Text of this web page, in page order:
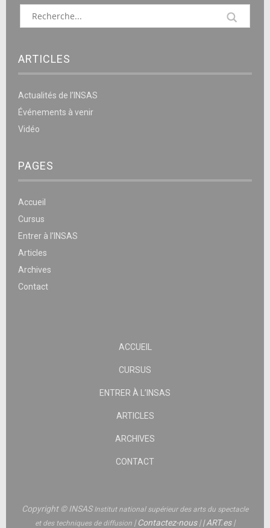
ARTICLES
Actualités de l’INSAS
Événements à venir
Vidéo
PAGES
Accueil
Cursus
Entrer à l’INSAS
Articles
Archives
Contact
ACCUEIL
CURSUS
ENTRER À L’INSAS
ARTICLES
ARCHIVES
CONTACT
Copyright © INSASInstitut national supérieur des arts du spectacle
et des techniques de diffusion |Contactez-nous||ART.es|